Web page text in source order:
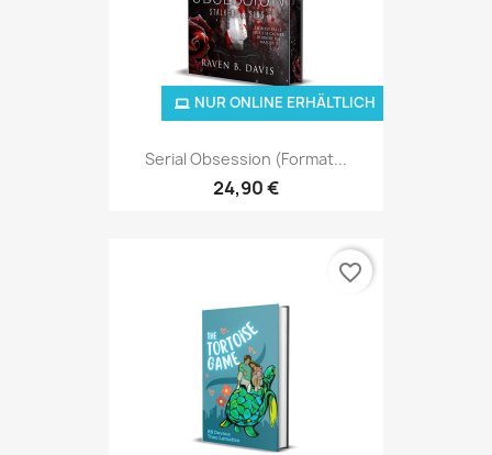
Serial Obsession (Format...
24,90 €
NUR ONLINE ERHÄLTLICH
favorite_border